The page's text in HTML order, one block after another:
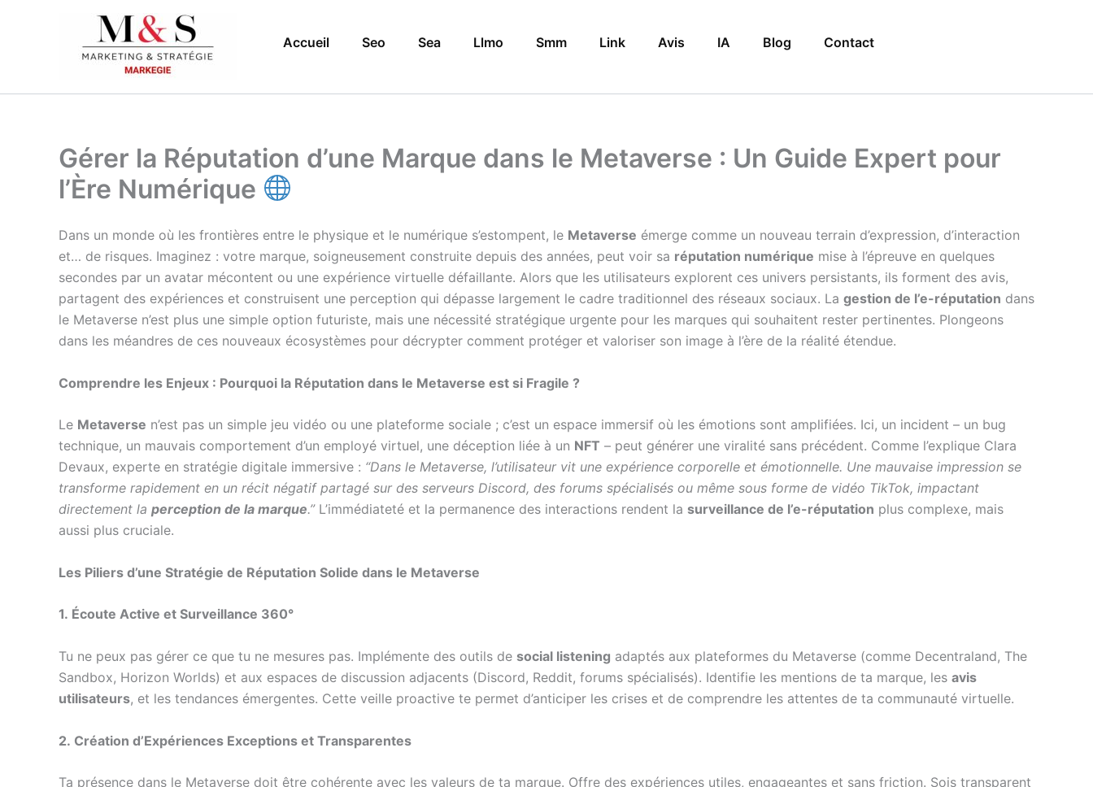
Accueil Seo Sea Llmo Smm Link Avis IA Blog Contact
Gérer la Réputation d’une Marque dans le Metaverse : Un Guide Expert pour
l’Ère Numérique
Dans un monde où les frontières entre le physique et le numérique s’estompent, le Metaverse émerge comme un nouveau terrain d’expression, d’interaction
et… de risques. Imaginez : votre marque, soigneusement construite depuis des années, peut voir sa réputation numérique mise à l’épreuve en quelques
secondes par un avatar mécontent ou une expérience virtuelle défaillante. Alors que les utilisateurs explorent ces univers persistants, ils forment des avis,
partagent des expériences et construisent une perception qui dépasse largement le cadre traditionnel des réseaux sociaux. La gestion de l’e-réputation dans
le Metaverse n’est plus une simple option futuriste, mais une nécessité stratégique urgente pour les marques qui souhaitent rester pertinentes. Plongeons
dans les méandres de ces nouveaux écosystèmes pour décrypter comment protéger et valoriser son image à l’ère de la réalité étendue.
Comprendre les Enjeux : Pourquoi la Réputation dans le Metaverse est si Fragile ?
Le Metaverse n’est pas un simple jeu vidéo ou une plateforme sociale ; c’est un espace immersif où les émotions sont amplifiées. Ici, un incident – un bug
technique, un mauvais comportement d’un employé virtuel, une déception liée à un NFT – peut générer une viralité sans précédent. Comme l’explique Clara
Devaux, experte en stratégie digitale immersive : “Dans le Metaverse, l’utilisateur vit une expérience corporelle et émotionnelle. Une mauvaise impression se
transforme rapidement en un récit négatif partagé sur des serveurs Discord, des forums spécialisés ou même sous forme de vidéo TikTok, impactant
directement la perception de la marque.”L’immédiateté et la permanence des interactions rendent la surveillance de l’e-réputation plus complexe, mais
aussi plus cruciale.
Les Piliers d’une Stratégie de Réputation Solide dans le Metaverse
1. Écoute Active et Surveillance 360°
Tu ne peux pas gérer ce que tu ne mesures pas. Implémente des outils de social listening adaptés aux plateformes du Metaverse (comme Decentraland, The
Sandbox, Horizon Worlds) et aux espaces de discussion adjacents (Discord, Reddit, forums spécialisés). Identifie les mentions de ta marque, les avis
utilisateurs, et les tendances émergentes. Cette veille proactive te permet d’anticiper les crises et de comprendre les attentes de ta communauté virtuelle.
2. Création d’Expériences Exceptions et Transparentes
Ta présence dans le Metaverse doit être cohérente avec les valeurs de ta marque. Offre des expériences utiles, engageantes et sans friction. Sois transparent